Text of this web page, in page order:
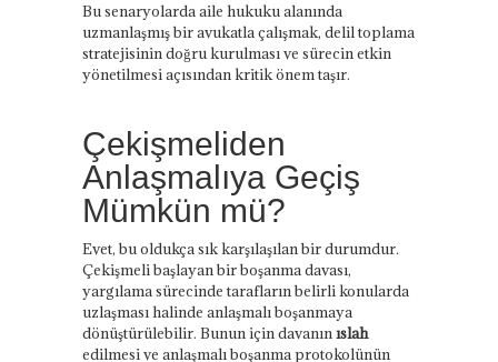
Bu senaryolarda aile hukuku alanında
uzmanlaşmış bir avukatla çalışmak, delil toplama
stratejisinin doğru kurulması ve sürecin etkin
yönetilmesi açısından kritik önem taşır.
Çekişmeliden
Anlaşmalıya Geçiş
Mümkün mü?
Evet, bu oldukça sık karşılaşılan bir durumdur.
Çekişmeli başlayan bir boşanma davası,
yargılama sürecinde tarafların belirli konularda
uzlaşması halinde anlaşmalı boşanmaya
dönüştürülebilir. Bunun için davanınıslah
edilmesi ve anlaşmalı boşanma protokolünün